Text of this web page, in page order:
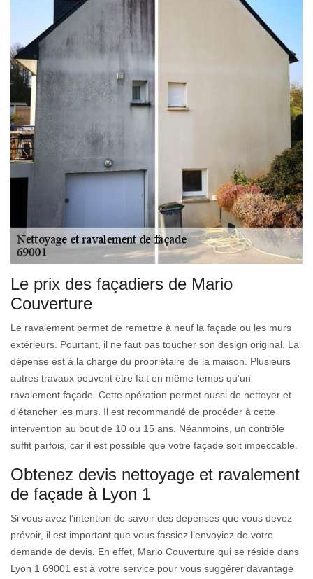
Le prix des façadiers de Mario
Couverture
Le ravalement permet de remettre à neuf la façade ou les murs
extérieurs. Pourtant, il ne faut pas toucher son design original. La
dépense est à la charge du propriétaire de la maison. Plusieurs
autres travaux peuvent être fait en même temps qu’un
ravalement façade. Cette opération permet aussi de nettoyer et
d’étancher les murs. Il est recommandé de procéder à cette
intervention au bout de 10 ou 15 ans. Néanmoins, un contrôle
suffit parfois, car il est possible que votre façade soit impeccable.
Obtenez devis nettoyage et ravalement
de façade à Lyon 1
Si vous avez l’intention de savoir des dépenses que vous devez
prévoir, il est important que vous fassiez l’envoyiez de votre
demande de devis. En effet, Mario Couverture qui se réside dans
Lyon 1 69001 est à votre service pour vous suggérer davantage